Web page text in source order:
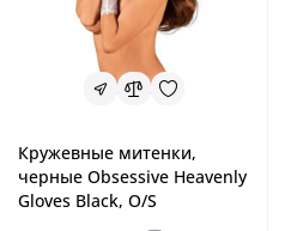
Кружевные митенки,
черные Obsessive Heavenly
Gloves Black, O/S